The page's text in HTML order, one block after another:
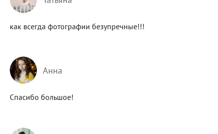
как всегда фотографии безупречные!!!
Анна
Спасибо большое!